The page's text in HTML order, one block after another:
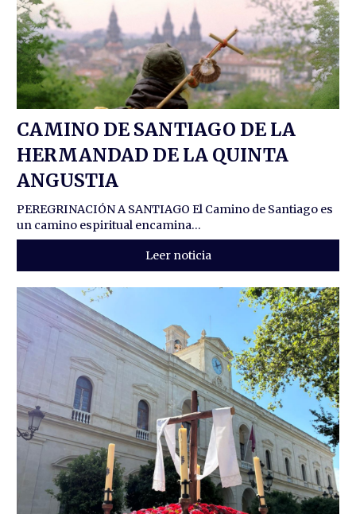
CAMINO DE SANTIAGO DE LA
HERMANDAD DE LA QUINTA
ANGUSTIA
PEREGRINACIÓN A SANTIAGO El Camino de Santiago es
un camino espiritual encamina...
Leer noticia